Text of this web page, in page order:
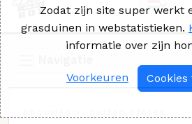
Zodat zijn site super werkt
grasduinen in webstatistieken.
informatie over zijn
Voorkeuren Cookies